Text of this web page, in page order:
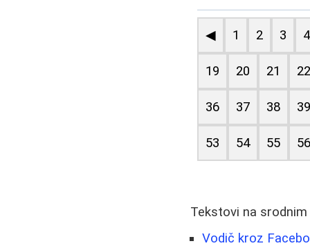
◀ 1 2 3 4
19 20 21
36 37 38
53 54 55
Tekstovi na
Vodič kroz